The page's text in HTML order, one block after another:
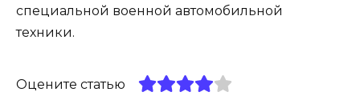
специальной военной автомобильной
техники.
Оцените статью